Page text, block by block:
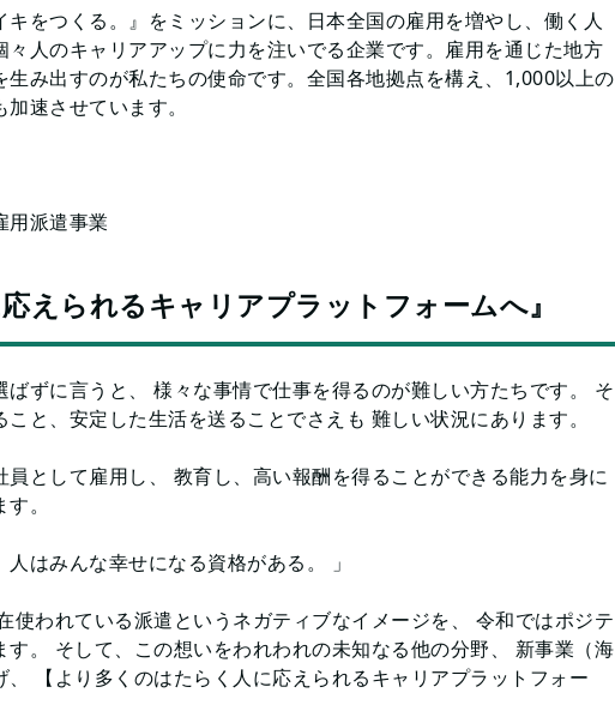
をつくる。』をミッションに、日本全国の雇用を増やし、働く人
人のキャリアアップに力を注いでる企業です。雇用を通じた地方
み出すのが私たちの使命です。全国各地拠点を構え、1,000以上の
速させています。
用派遣事業
えられるキャリアプラットフォームへ』
ずに言うと、 様々な事情で仕事を得るのが難しい方たちです。 そ
と、安定した生活を送ることでさえも 難しい状況にあります。
として雇用し、 教育し、高い報酬を得ることができる能力を身に
。
はみんな幸せになる資格がある。 」
使われている派遣というネガティブなイメージを、 令和ではポジテ
。 そして、この想いをわれわれの未知なる他の分野、 新事業（海
【より多くのはたらく人に応えられるキャリアプラットフォー